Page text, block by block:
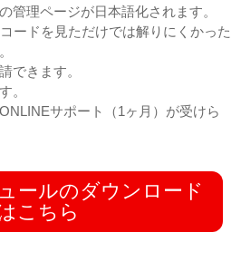
管理ページが日本語化されます。
ードを見ただけでは解りにくかった
できます。
。
サポート（1ヶ月）が受けら
ールのダウンロード
こちら